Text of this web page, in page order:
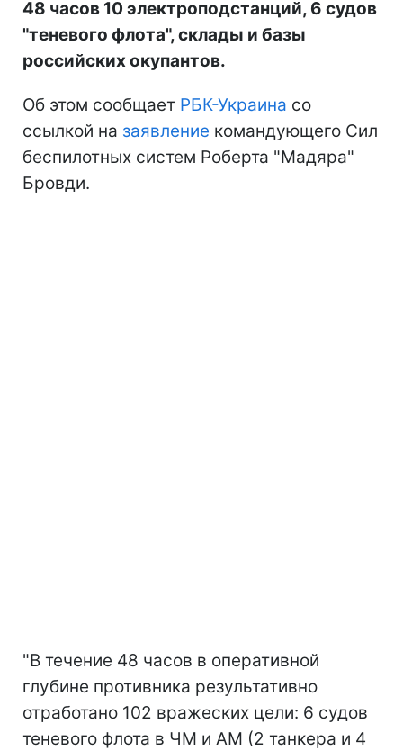
48 часов 10 электроподстанций, 6 судов
"теневого флота", склады и базы
российских окупантов.
Об этом сообщает РБК-Украина со
ссылкой на заявление командующего Сил
беспилотных систем Роберта "Мадяра"
Бровди.
"В течение 48 часов в оперативной
глубине противника результативно
отработано 102 вражеских цели: 6 судов
теневого флота в ЧМ и АМ (2 танкера и 4